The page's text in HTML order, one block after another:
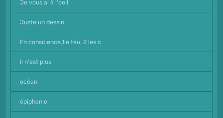
Je vous ai à l'oeil
Juste un dessin
En conscience,1le feu, 2 les c
Il n'est plus
océan
épiphanie